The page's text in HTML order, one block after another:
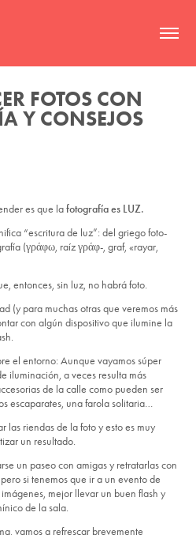
FOTOS CON
Y CONSEJOS
es que lafotografía es LUZ.
“escritura de luz”: del griego foto-
(γράφω, raíz γράφ-, graf, «rayar,
entonces, sin luz, no habrá foto.
(y para muchas otras que veremos más
con algún dispositivo que ilumine la
el entorno: Aunque vayamos súper
iluminación, a veces resulta más
de la calle como pueden ser
escaparates, una farola solitaria…
las riendas de la foto y esto es muy
un resultado.
un paseo con amigas y retratarlas con
si tenemos que ir a un evento de
mejor llevar un buen flash y
de la sala.
vamos a refrescar brevemente